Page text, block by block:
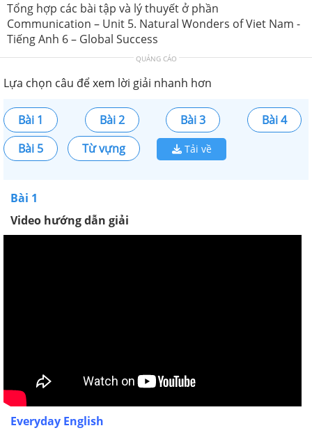
Tổng hợp các bài tập và lý thuyết ở phần
Communication – Unit 5. Natural Wonders of Viet Nam -
Tiếng Anh 6 – Global Success
QUẢNG CÁO
Lựa chọn câu để xem lời giải nhanh hơn
Bài 1 Bài 2 Bài 3
Bài 4
Bài 5
Từ vựng Tải về
Bài 1
Video hướng dẫn giải
Everyday English